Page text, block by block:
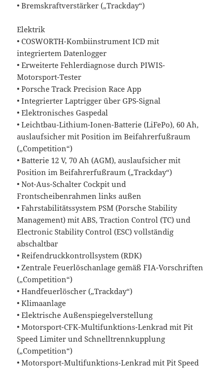
• Bremskraftverstärker („Trackday“)
Elektrik
• COSWORTH-Kombiinstrument ICD mit
integriertem Datenlogger
• Erweiterte Fehlerdiagnose durch PIWIS-
Motorsport-Tester
• Porsche Track Precision Race App
• Integrierter Laptrigger über GPS-Signal
• Elektronisches Gaspedal
• Leichtbau-Lithium-Ionen-Batterie (LiFePo), 60 Ah,
auslaufsicher mit Position im Beifahrerfußraum
(„Competition“)
• Batterie 12 V, 70 Ah (AGM), auslaufsicher mit
Position im Beifahrerfußraum („Trackday“)
• Not-Aus-Schalter Cockpit und
Frontscheibenrahmen links außen
• Fahrstabilitätssystem PSM (Porsche Stability
Management) mit ABS, Traction Control (TC) und
Electronic Stability Control (ESC) vollständig
abschaltbar
• Reifendruckkontrollsystem (RDK)
• Zentrale Feuerlöschanlage gemäß FIA-Vorschriften
(„Competition“)
• Handfeuerlöscher („Trackday“)
• Klimaanlage
• Elektrische Außenspiegelverstellung
• Motorsport-CFK-Multifunktions-Lenkrad mit Pit
Speed Limiter und Schnelltrennkupplung
(„Competition“)
• Motorsport-Multifunktions-Lenkrad mit Pit Speed